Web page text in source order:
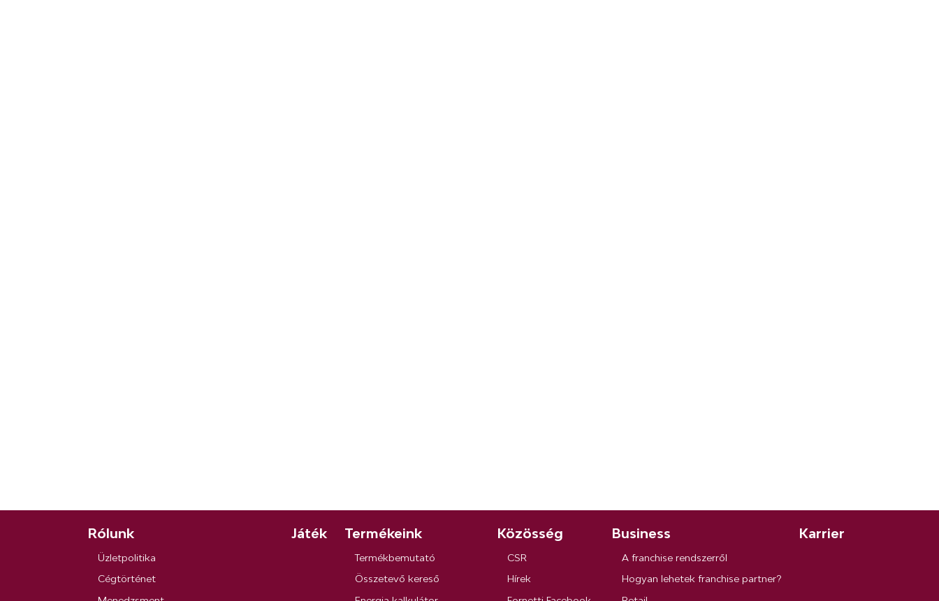
Rólunk
Üzletpolitika
Cégtörténet
Játék Termékeink
Termékbemutató
Összetevő kereső
Közösség
CSR
Hírek
Business
A franchise rendszerről
Hogyan lehetek franchise partner?
Karrier